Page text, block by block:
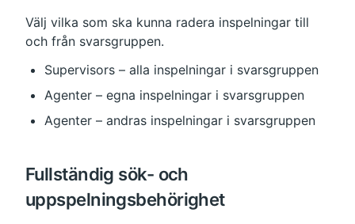
Välj vilka som ska kunna radera inspelningar till
och från svarsgruppen.
Supervisors – alla inspelningar i svarsgruppen
Agenter – egna inspelningar i svarsgruppen
Agenter – andras inspelningar i svarsgruppen
Fullständig sök- och
uppspelningsbehörighet